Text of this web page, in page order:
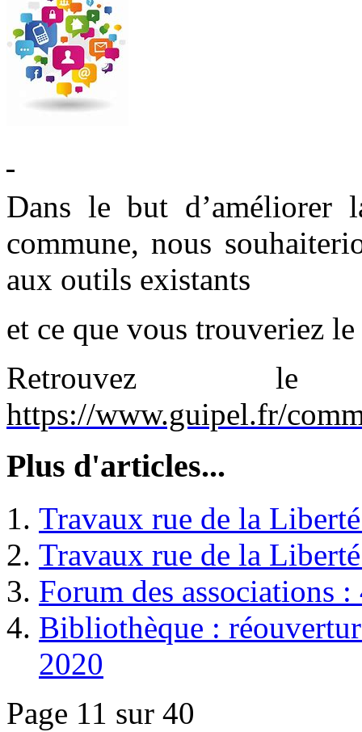
Dans le but d’améliorer
commune, nous
aux outils existants
et ce que vous trouveriez
Retrouvez
https://www.guipel.fr/
Plus d'articles...
Travaux rue de la
Travaux rue de la
Forum des associations
Bibliothèque :
2020
Page 11 sur 40